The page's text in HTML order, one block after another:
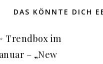
DAS KÖNNTE DICH
Trendbox im
– „New